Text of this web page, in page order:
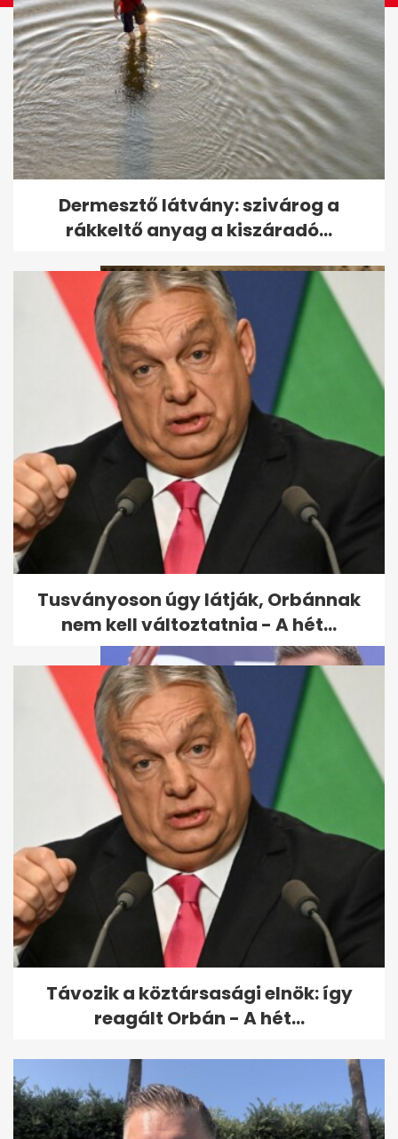
Mikor lesz új miniszterelnök
Magyarországon? Lépésről...
Választás 2026: Kétharmadon
a Tisza - mutatjuk, hogyan
alakulnak a...
Magyar Péter elárulta, hogy
hol folytatja, ha a Fidesz nyeri
a...
Dermesztő látvány: szivárog a
rákkeltő anyag a kiszáradó...
Tusványoson úgy látják, Orbánnak
nem kell változtatnia - A hét...
Távozik a köztársasági elnök: így
reagált Orbán - A hét...